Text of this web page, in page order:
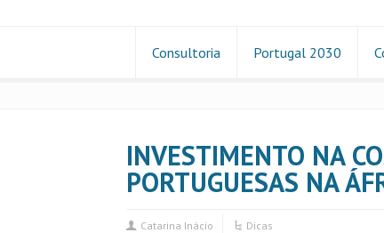
Consultoria Portugal 2030
INVESTIMENTO NA
PORTUGUESAS NA
Catarina Inácio Dicas